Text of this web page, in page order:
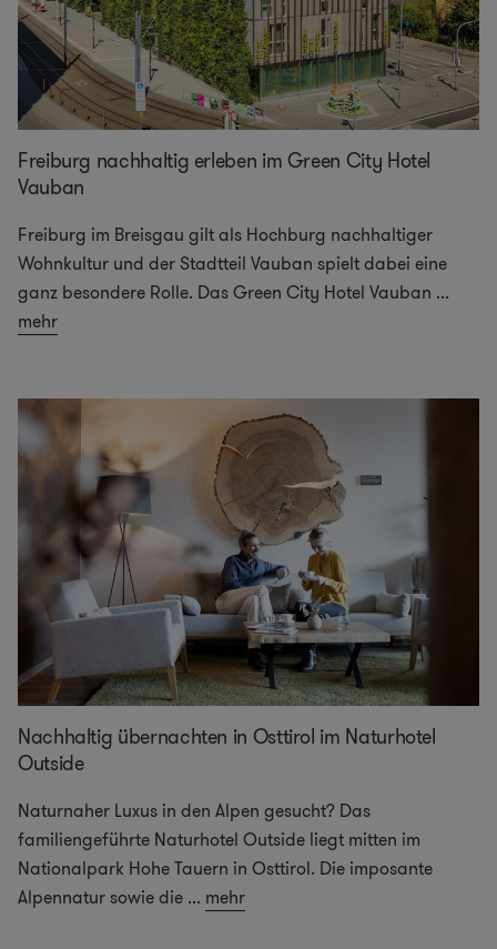
Freiburg nachhaltig erleben im Green City Hotel
Vauban
Freiburg im Breisgau gilt als Hochburg nachhaltiger
Wohnkultur und der Stadtteil Vauban spielt dabei eine
ganz besondere Rolle. Das Green City Hotel Vauban ...
mehr
Nachhaltig übernachten in Osttirol im Naturhotel
Outside
Naturnaher Luxus in den Alpen gesucht? Das
familiengeführte Naturhotel Outside liegt mitten im
Nationalpark Hohe Tauern in Osttirol. Die imposante
Alpennatur sowie die ... mehr